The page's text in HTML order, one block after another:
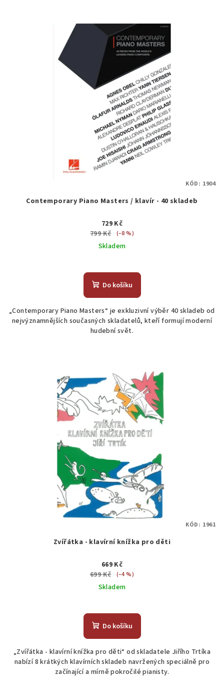
Contemporary Piano Masters / klavír - 40 skladeb
729 Kč
799 Kč
(–8 %)
Skladem
Do košíku
„Contemporary Piano Masters“ je exkluzivní výběr 40 skladeb od
nejvýznamnějších současných skladatelů, kteří formují moderní
hudební svět.
KÓD: 1904
Zvířátka - klavírní knížka pro děti
669 Kč
699 Kč
(–4 %)
Skladem
Do košíku
„Zvířátka - klavírní knížka pro děti“ od skladatele Jiřího Trtíka
nabízí 8 krátkých klavírních skladeb navržených speciálně pro
začínající a mírně pokročilé pianisty.
KÓD: 1961